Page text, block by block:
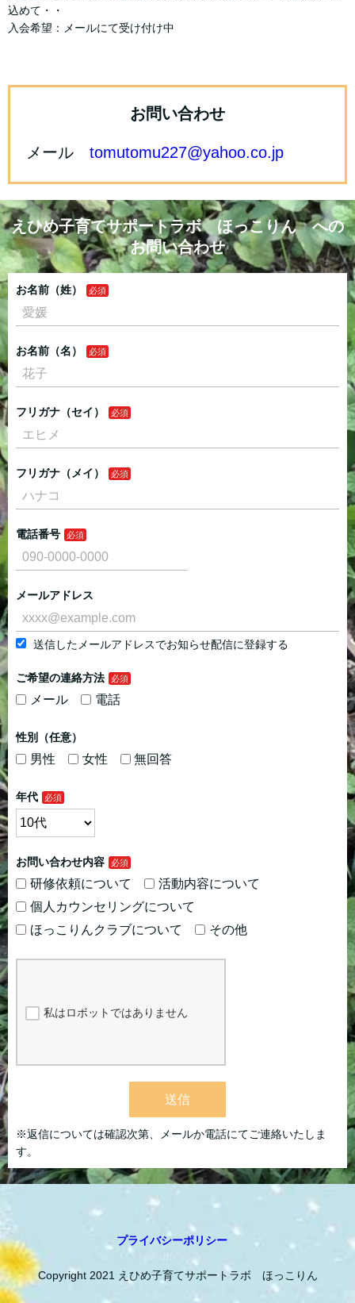
込めて・・
入会希望：メールにて受け付け中
お問い合わせ
メール tomutomu227@yahoo.co.jp
えひめ子育てサポートラボ ほっこりん への
お問い合わせ
お名前（姓）
お名前（名）
フリガナ（セイ）
フリガナ（メイ）
電話番号
メールアドレス
送信したメールアドレスでお知らせ配信に登録する
ご希望の連絡方法
メール 電話
性別（任意）
男性 女性 無回答
年代
お問い合わせ内容
研修依頼について
活動内容について
個人カウンセリングについて
ほっこりんクラブについて
その他
私はロボットではありません
送信
※返信については確認次第、メールか電話にてご連絡いたしま
す。
プライバシーポリシー
Copyright 2021 えひめ子育てサポートラボ ほっこりん